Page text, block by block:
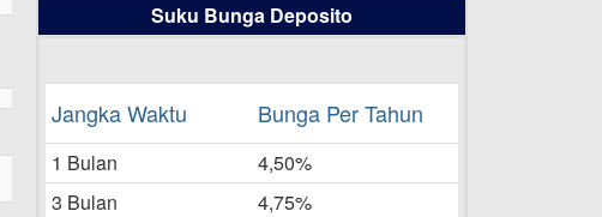
Daftar Pemenang Undian
16-06-2025
Daftar Pemenang Undian
TAMASHA Bulan Mei 2025
20-05-2025
Suku Bunga Deposito
Jangka Waktu Bunga Per Tahun
1 Bulan
4,50%
3 Bulan
4,75%